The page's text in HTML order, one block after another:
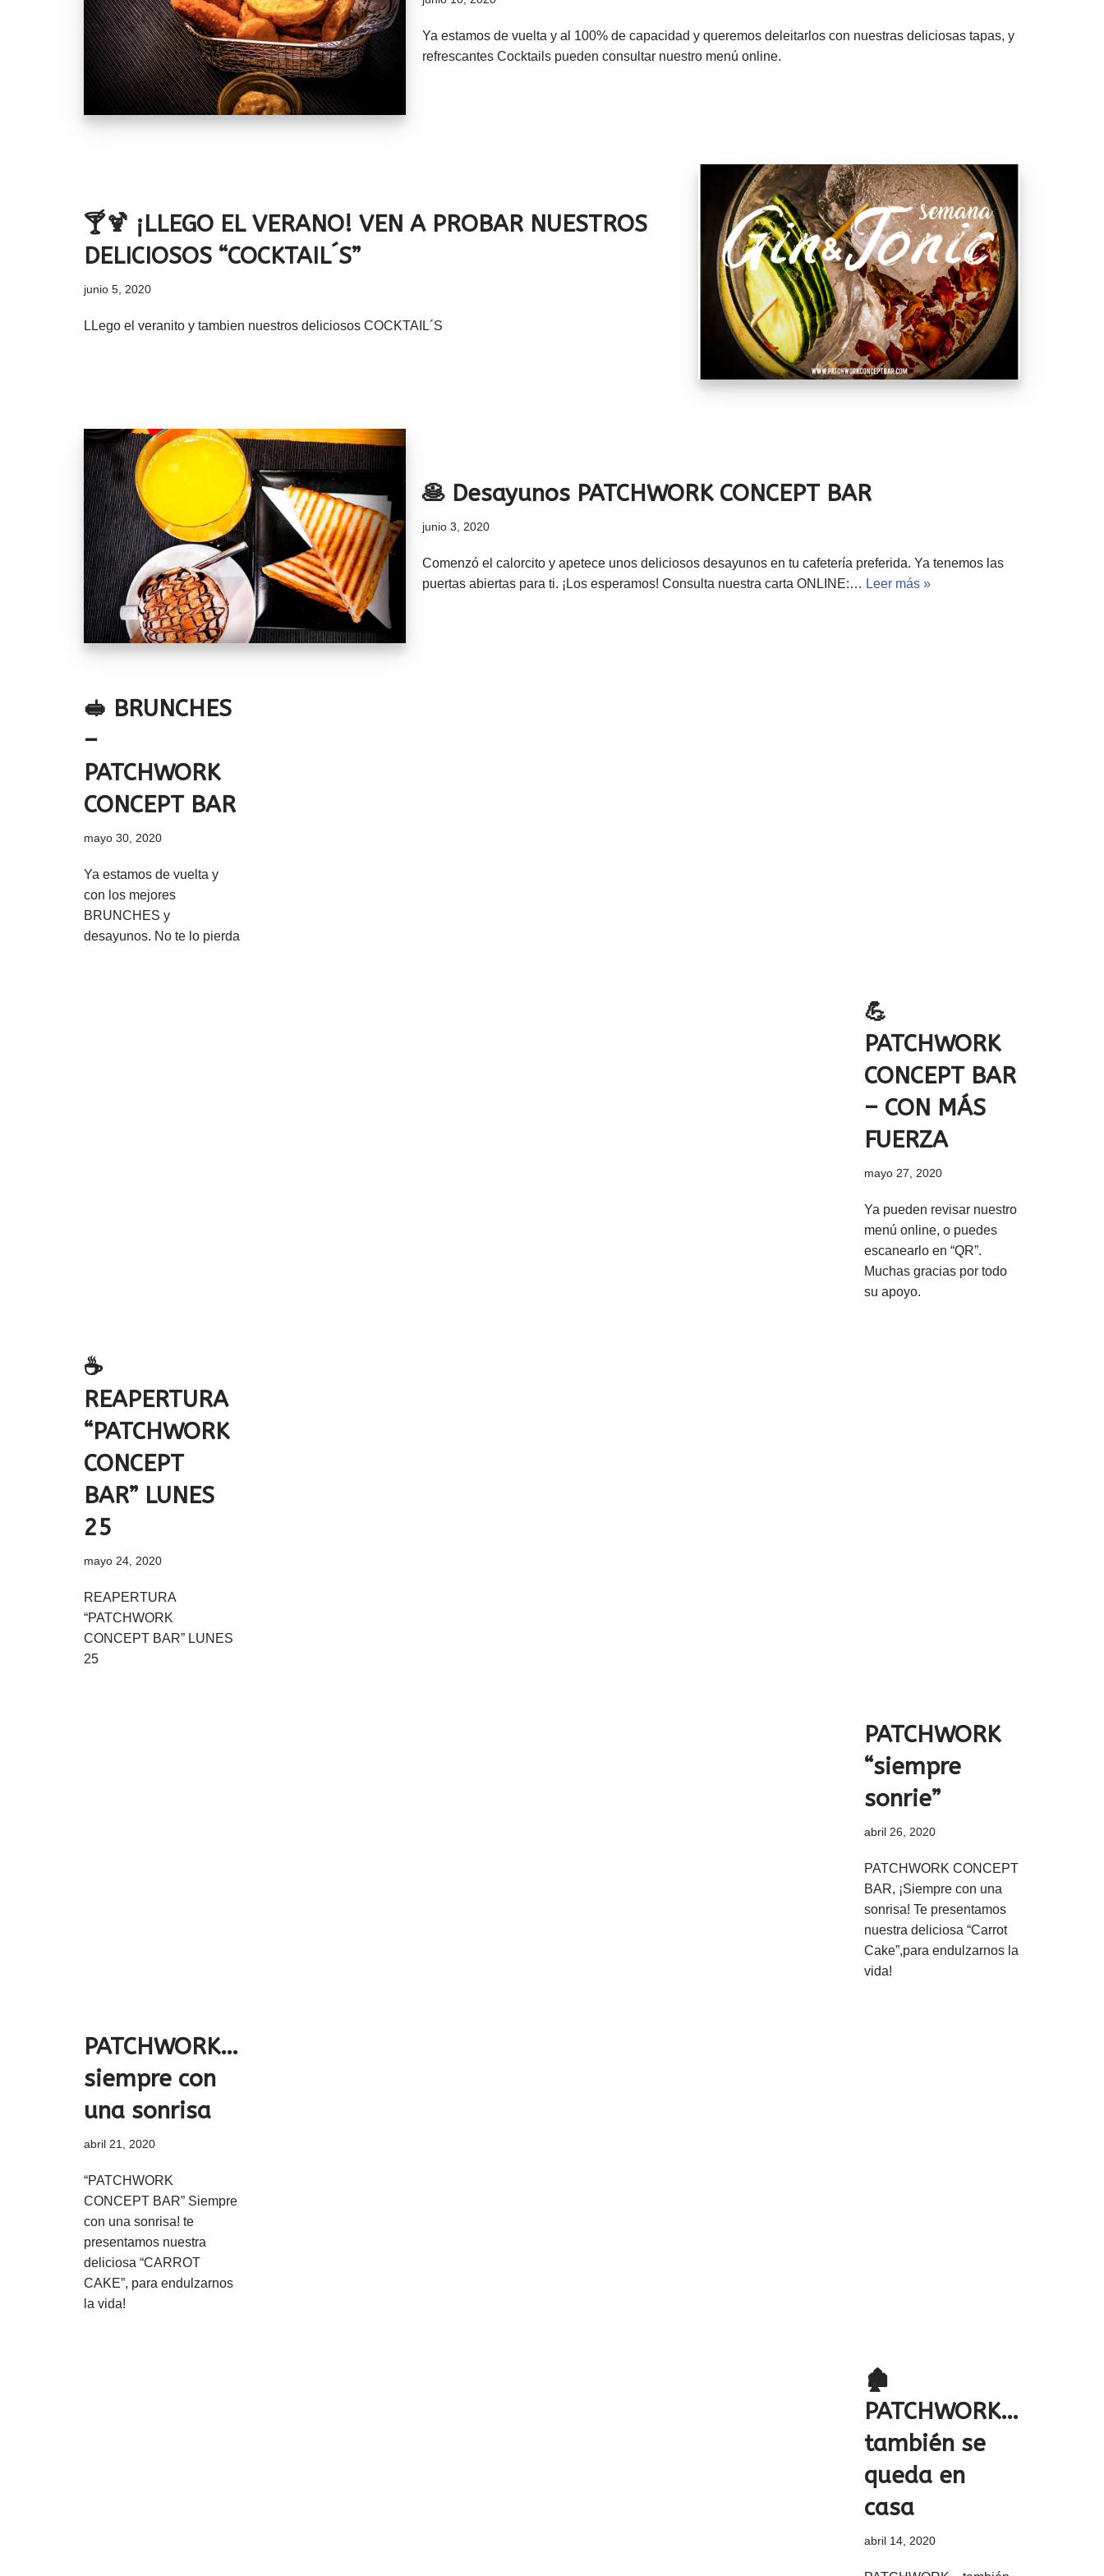
Ya estamos de vuelta y al 100% de capacidad y queremos deleitarlos con nuestras deliciosas tapas, y
refrescantes Cocktails pueden consultar nuestro menú online.
🍸🍹 ¡LLEGO EL VERANO! VEN A PROBAR NUESTROS
DELICIOSOS “COCKTAIL´S”
junio 5, 2020
LLego el veranito y tambien nuestros deliciosos COCKTAIL´S
🥞 Desayunos PATCHWORK CONCEPT BAR
junio 3, 2020
Comenzó el calorcito y apetece unos deliciosos desayunos en tu cafetería preferida. Ya tenemos las
puertas abiertas para ti. ¡Los esperamos! Consulta nuestra carta ONLINE:… Leer más »
🥪 BRUNCHES
–
PATCHWORK
CONCEPT BAR
mayo 30, 2020
Ya estamos de vuelta y
con los mejores
BRUNCHES y
desayunos. No te lo pierda
💪
PATCHWORK
CONCEPT BAR
– CON MÁS
FUERZA
mayo 27, 2020
Ya pueden revisar nuestro
menú online, o puedes
escanearlo en “QR”.
Muchas gracias por todo
su apoyo.
☕
REAPERTURA
“PATCHWORK
CONCEPT
BAR” LUNES
25
mayo 24, 2020
REAPERTURA
“PATCHWORK
CONCEPT BAR” LUNES
25
PATCHWORK
“siempre
sonrie”
abril 26, 2020
PATCHWORK CONCEPT
BAR, ¡Siempre con una
sonrisa! Te presentamos
nuestra deliciosa “Carrot
Cake”,para endulzarnos la
vida!
PATCHWORK…
siempre con
una sonrisa
abril 21, 2020
“PATCHWORK
CONCEPT BAR” Siempre
con una sonrisa! te
presentamos nuestra
deliciosa “CARROT
CAKE”, para endulzarnos
la vida!
🏚️
PATCHWORK…
también se
queda en
casa
abril 14, 2020